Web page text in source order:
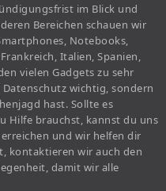
im Blick und
Bereichen schauen wir
Notebooks,
Italien, Spanien,
vielen Gadgets zu sehr
wichtig, sondern
hast. Sollte es
Hilfe brauchst, kannst du uns
und wir helfen dir
kontaktieren wir auch den
damit wir alle